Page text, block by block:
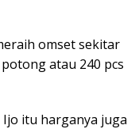
omset sekitar
atau 240 pcs
Ijo itu harganya juga